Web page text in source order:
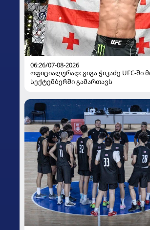
06:26/07-08-2026
ოფიციალურად: გიგა ჭიკაძე UFC-ში
სექტემბერში გამართავს